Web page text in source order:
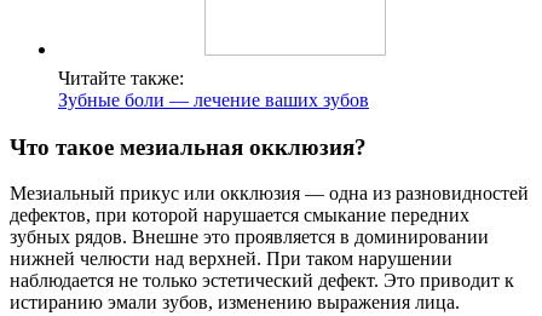
Читайте также:
Зубные боли — лечение ваших зубов
Что такое мезиальная окклюзия?
Мезиальный прикус или окклюзия — одна из разновидностей
дефектов, при которой нарушается смыкание передних
зубных рядов. Внешне это проявляется в доминировании
нижней челюсти над верхней. При таком нарушении
наблюдается не только эстетический дефект. Это приводит к
истиранию эмали зубов, изменению выражения лица.